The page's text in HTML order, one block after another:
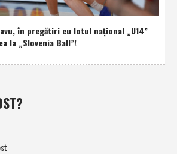
în pregătiri cu lotul naţional „U14”
la „Slovenia Ball”!